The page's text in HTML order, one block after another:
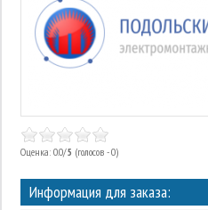
Оценка: 0.0/5 (голосов - 0)
Информация для заказа: